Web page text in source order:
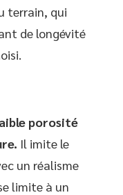
terrain, qui
de longévité
porosité
Il imite le
un réalisme
limite à un